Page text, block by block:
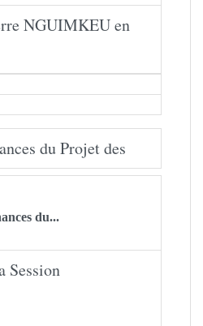
NGUIMKEU en
du Projet des
du...
Session